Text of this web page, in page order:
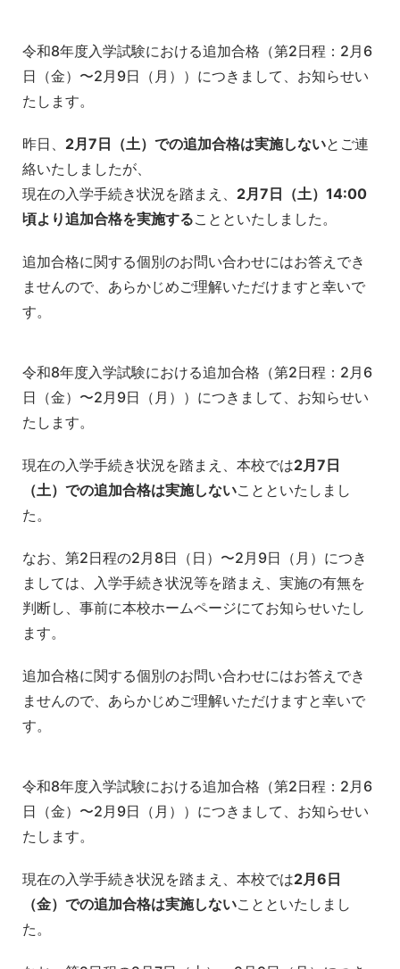
令和8年度入学試験における追加合格（第2日程：2月6
日（金）〜2月9日（月））につきまして、お知らせい
たします。
昨日、 2月7日（土）での追加合格は実施しないとご連
絡いたしましたが、
現在の入学手続き状況を踏まえ、 2月7日（土）14:00
頃より追加合格を実施することといたしました。
追加合格に関する個別のお問い合わせにはお答えでき
ませんので、あらかじめご理解いただけますと幸いで
す。
令和8年度入学試験における追加合格（第2日程：2月6
日（金）〜2月9日（月））につきまして、お知らせい
たします。
現在の入学手続き状況を踏まえ、本校では2月7日
（土）での追加合格は実施しないことといたしまし
た。
なお、第2日程の2月8日（日）〜2月9日（月）につき
ましては、入学手続き状況等を踏まえ、実施の有無を
判断し、事前に本校ホームページにてお知らせいたし
ます。
追加合格に関する個別のお問い合わせにはお答えでき
ませんので、あらかじめご理解いただけますと幸いで
す。
令和8年度入学試験における追加合格（第2日程：2月6
日（金）〜2月9日（月））につきまして、お知らせい
たします。
現在の入学手続き状況を踏まえ、本校では2月6日
（金）での追加合格は実施しないことといたしまし
た。